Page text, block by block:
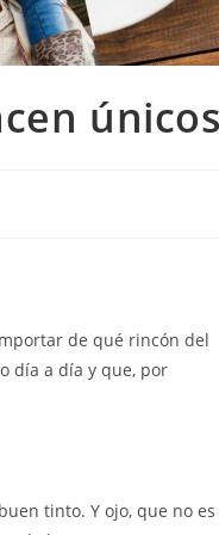
de qué rincón del
día a día y que, por
tinto. Y ojo, que no es